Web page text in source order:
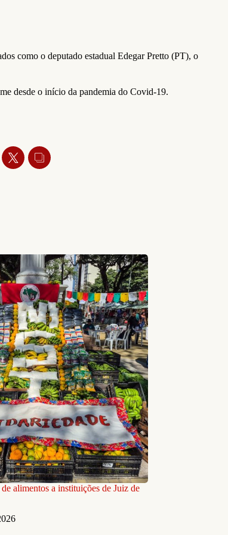
como o deputado estadual Edegar Pretto (PT), o
desde o início da pandemia do Covid-19.
alimentos a instituições de Juiz de